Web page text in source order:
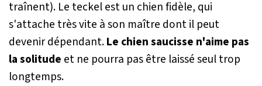
traînent). Le teckel est un chien fidèle, qui
s'attache très vite à son maître dont il peut
devenir dépendant.Le chien saucisse n'aime pas
la solitude et ne pourra pas être laissé seul trop
longtemps.